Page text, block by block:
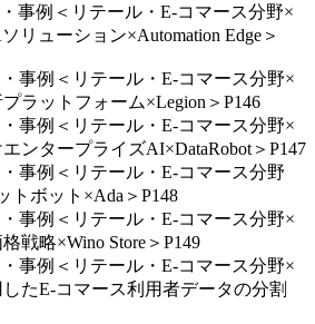
事例＜リテール・E-コマース分野×
リューション×Automation Edge＞
事例＜リテール・E-コマース分野×
ラットフォーム×Legion＞P146
事例＜リテール・E-コマース分野×
ンタープライズAI×DataRobot＞P147
事例＜リテール・E-コマース分野
トボット×Ada＞P148
事例＜リテール・E-コマース分野×
戦略×Wino Store＞P149
事例＜リテール・E-コマース分野×
たE-コマース利用者データの分割